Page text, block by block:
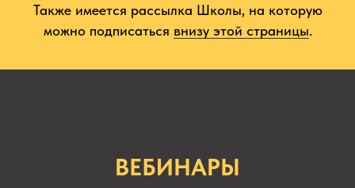
Также имеется рассылка Школы, на которую
можно подписаться внизу этой страницы.
ВЕБИНАРЫ